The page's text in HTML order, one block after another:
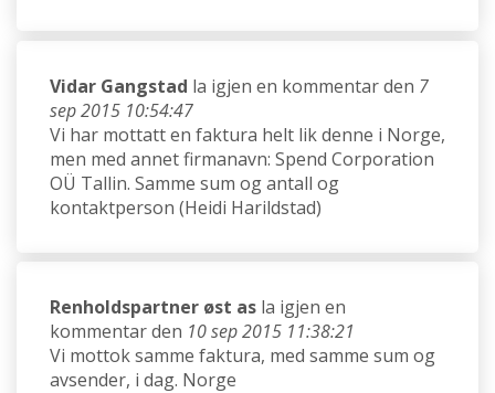
Vidar Gangstad la igjen en kommentar den 7
sep 2015 10:54:47
Vi har mottatt en faktura helt lik denne i Norge,
men med annet firmanavn: Spend Corporation
OÜ Tallin. Samme sum og antall og
kontaktperson (Heidi Harildstad)
Renholdspartner øst as la igjen en
kommentar den 10 sep 2015 11:38:21
Vi mottok samme faktura, med samme sum og
avsender, i dag. Norge